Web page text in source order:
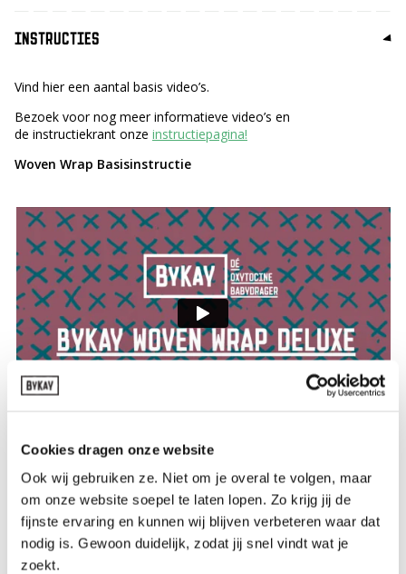
Cookies dragen onze website
Ook wij gebruiken ze. Niet om je overal te volgen, maar
om onze website soepel te laten lopen. Zo krijg jij de
fijnste ervaring en kunnen wij blijven verbeteren waar dat
nodig is. Gewoon duidelijk, zodat jij snel vindt wat je
zoekt.
INSTRUCTIES
Vind hier een aantal basis video’s.
Bezoek voor nog meer informatieve video’s en
de instructiekrant onze instructiepagina!
Woven Wrap Basisinstructie